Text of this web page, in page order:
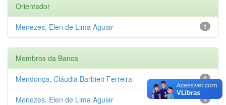
Orientador
1
Menezes, Elen de Lima Aguiar
Membros da Banca
1
Mendonça, Cláudia Barbieri Ferreira
1
Menezes, Elen de Lima Aguiar